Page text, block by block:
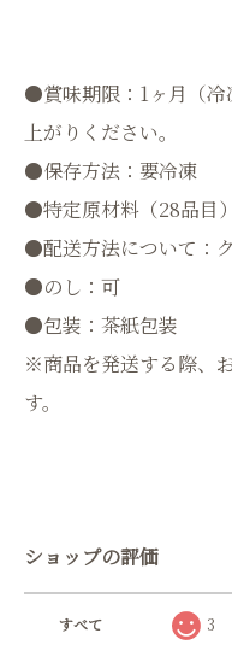
●賞味期限：1ヶ月（冷
上がりください。
●保存方法：要冷凍
●特定原材料（28品目
●配送方法について：
●のし：可
●包装：茶紙包装
※商品を発送する際、
す。
ショップの評価
すべて 3